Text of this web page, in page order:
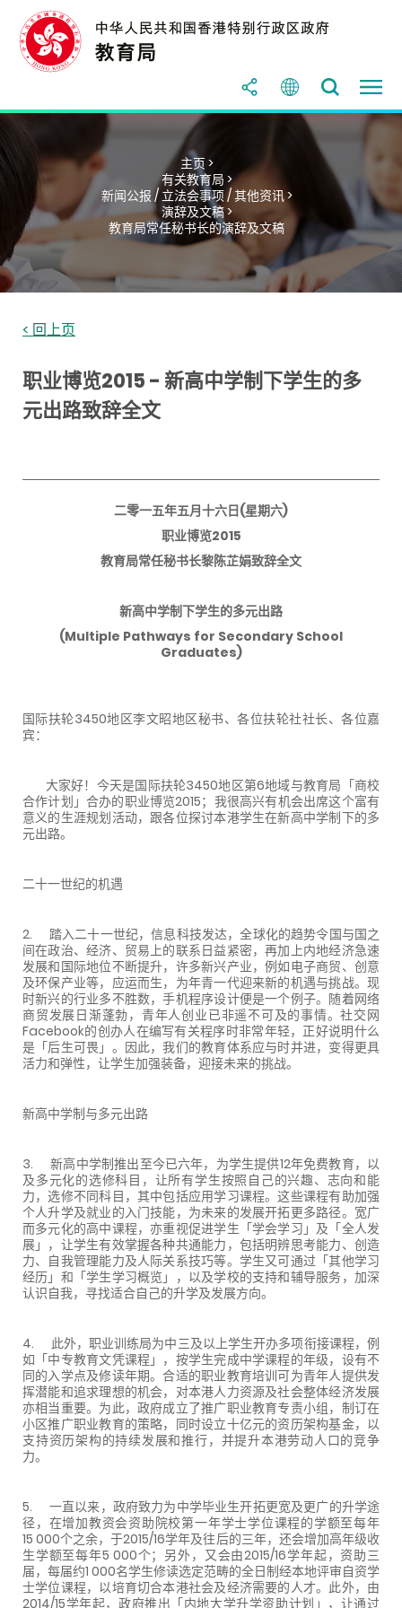
主页 >
有关教育局 >
新闻公报 / 立法会事项 / 其他资讯 >
演辞及文稿 >
教育局常任秘书长的演辞及文稿
< 回上页
职业博览2015 - 新高中学制下学生的多
元出路致辞全文
二零一五年五月十六日(星期六)
职业博览2015
教育局常任秘书长黎陈芷娟致辞全文
新高中学制下学生的多元出路
(Multiple Pathways for Secondary School
Graduates)
国际扶轮3450地区李文昭地区秘书、各位扶轮社社长、各位嘉
宾：
大家好！今天是国际扶轮3450地区第6地域与教育局「商校
合作计划」合办的职业博览2015；我很高兴有机会出席这个富有
意义的生涯规划活动，跟各位探讨本港学生在新高中学制下的多
元出路。
二十一世纪的机遇
2. 踏入二十一世纪，信息科技发达，全球化的趋势令国与国之
间在政治、经济、贸易上的联系日益紧密，再加上内地经济急速
发展和国际地位不断提升，许多新兴产业，例如电子商贸、创意
及环保产业等，应运而生，为年青一代迎来新的机遇与挑战。现
时新兴的行业多不胜数，手机程序设计便是一个例子。随着网络
商贸发展日渐蓬勃，青年人创业已非遥不可及的事情。社交网
Facebook的创办人在编写有关程序时非常年轻，正好说明什么
是「后生可畏」。因此，我们的教育体系应与时并进，变得更具
活力和弹性，让学生加强装备，迎接未来的挑战。
新高中学制与多元出路
3. 新高中学制推出至今已六年，为学生提供12年免费教育，以
及多元化的选修科目，让所有学生按照自己的兴趣、志向和能
力，选修不同科目，其中包括应用学习课程。这些课程有助加强
个人升学及就业的入门技能，为未来的发展开拓更多路径。宽广
而多元化的高中课程，亦重视促进学生「学会学习」及「全人发
展」，让学生有效掌握各种共通能力，包括明辨思考能力、创造
力、自我管理能力及人际关系技巧等。学生又可通过「其他学习
经历」和「学生学习概览」，以及学校的支持和辅导服务，加深
认识自我，寻找适合自己的升学及发展方向。
4. 此外，职业训练局为中三及以上学生开办多项衔接课程，例
如「中专教育文凭课程」，按学生完成中学课程的年级，设有不
同的入学点及修读年期。合适的职业教育培训可为青年人提供发
挥潜能和追求理想的机会，对本港人力资源及社会整体经济发展
亦相当重要。为此，政府成立了推广职业教育专责小组，制订在
小区推广职业教育的策略，同时设立十亿元的资历架构基金，以
支持资历架构的持续发展和推行，并提升本港劳动人口的竞争
力。
5. 一直以来，政府致力为中学毕业生开拓更宽及更广的升学途
径，在增加教资会资助院校第一年学士学位课程的学额至每年
15 000个之余，于2015/16学年及往后的三年，还会增加高年级收
生学额至每年5 000个；另外，又会由2015/16学年起，资助三
届，每届约1 000名学生修读选定范畴的全日制经本地评审自资学
士学位课程，以培育切合本港社会及经济需要的人才。此外，由
2014/15学年起，政府推出「内地大学升学资助计划」，让通过